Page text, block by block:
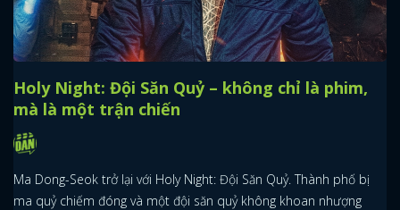
Holy Night: Đội Săn Quỷ – không chỉ là phim,
mà là một trận chiến
Ma Dong-Seok trở lại với Holy Night: Đội Săn Quỷ. Thành phố bị
ma quỷ chiếm đóng và một đội săn quỷ không khoan nhượng